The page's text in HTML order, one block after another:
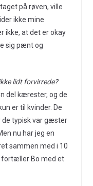
på røven, ville
ikke mine
ikke, at det er okay
sig pænt og
lidt forvirrede?
del kærester, og de
er til kvinder. De
de typisk var gæster
nu har jeg en
sammen med i 10
fortæller Bo med et